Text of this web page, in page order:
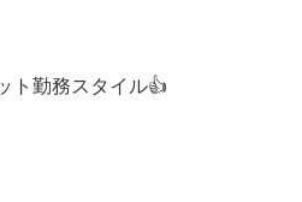
ト勤務スタイル👍